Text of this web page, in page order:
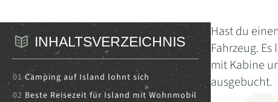
Hast du
Fahrzeug.
mit Kabine
ausgebucht.
INHALTSVERZEICHNIS
Camping auf Island lohnt sich
Beste Reisezeit für Island mit Wohnmobil